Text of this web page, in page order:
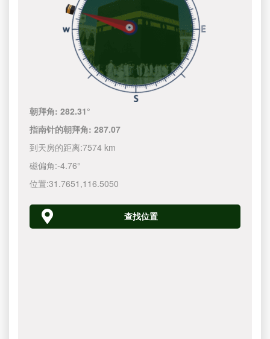
朝拜角:282.31°
指南针的朝拜角:287.07
到天房的距离:7574 km
磁偏角:-4.76°
位置:31.7651 ,116.5050
查找位置